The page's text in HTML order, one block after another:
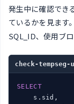
発生中に確認でき
ているかを見ます。
SQL_ID、使用ブ
check-tempseg-
SELECT
    s.sid,